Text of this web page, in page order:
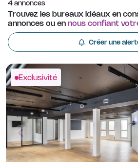
4 annonces
Trouvez les bureaux idéaux en
annonces ou en nous confiant
Créer une
Exclusivité